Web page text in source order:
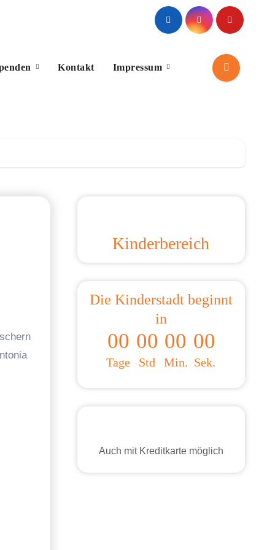
Kontakt Impressum
Kinderbereich
Die Kinderstadt beginnt
in
00
Tage
00
Std
00
Min.
00
Sek.
Auch mit Kreditkarte möglich